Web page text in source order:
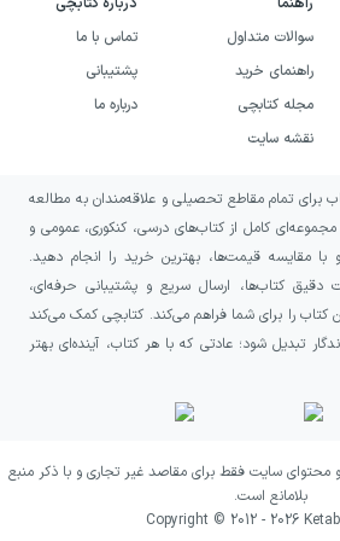
وقت و آماده‌تر شدن ذهنی
است.
بهترین نتیجه را بگیریم؟
تکلیف استفاده کنید؛ یعنی
را همان‌جا ببینید و بعد پاسخ
بنویسید تا هم نظم حفظ
پیوسته پیش برود. اگر در
رسیدید یا روش خاصی برای
کردید، آن را در فضای در نظر
کنید. در روزهای نزدیک
پاسخ‌های دفتر را دوباره نگاه
سوالات متداول
راهنمای خرید
مجله کتابچی
نقشه سایت
تماس با ما
پشتیبانی
درباره ما
برای تمام مقاطع تحصیلی و علاقه‌مندان به مطالعه
کامل از کتاب‌های درسی، کنکوری، عمومی و
مقایسه قیمت‌ها، بهترین خرید را انجام دهید.
کتاب‌ها، ارسال سریع و پشتیبانی حرفه‌ای،
کتاب را برای شما فراهم می‌کند. کتابچی کمک می‌کند
تبدیل شود؛ عادتی که با هر کتاب، آینده‌ای بهتر
محتوای سایت فقط برای مقاصد غیر تجاری و با ذکر منبع
بلامانع است.
Copyright © 2012 - 2026